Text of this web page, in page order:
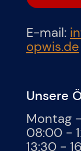
E-mail:
opwis.de
Unsere
Montag
08:00 -
13:30 -